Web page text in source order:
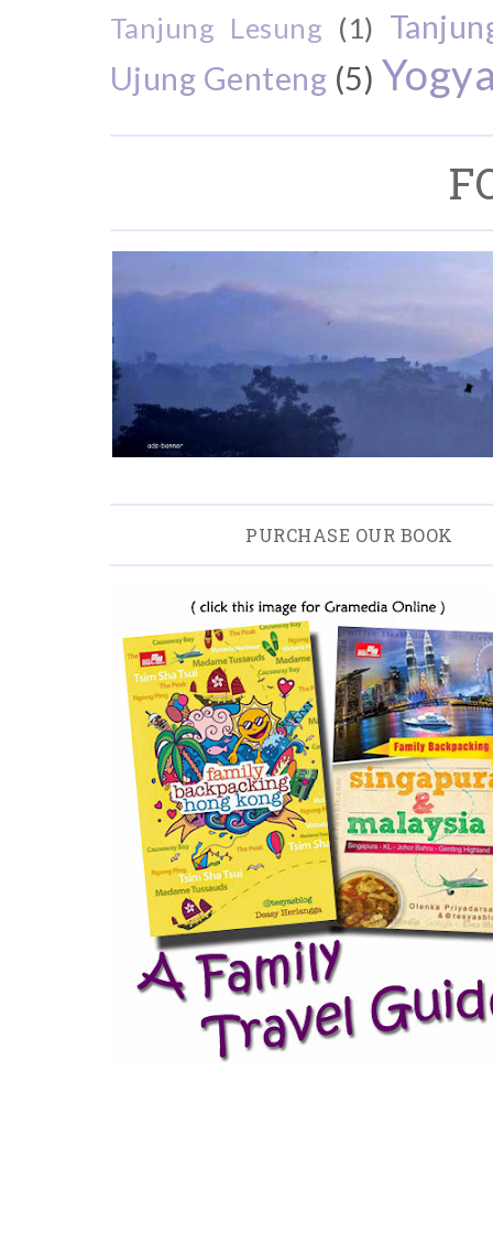
Tanjung Lesung (1)
Ujung Genteng (5)
PURCHASE OUR BOOK